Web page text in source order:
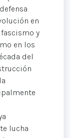
en
y
en los
del
lucha